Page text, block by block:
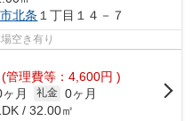
北条 １丁目１４－７
空き有り
(管理費等：4,600円 )
月 礼金 0ヶ月
/ 32.00㎡